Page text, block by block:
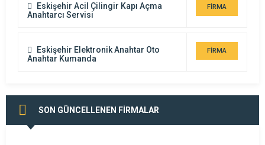
Eskişehir Acil Çilingir Kapı Açma
Anahtarcı Servisi
FİRMA
Eskişehir Elektronik Anahtar Oto
Anahtar Kumanda
FİRMA
SON GÜNCELLENEN FİRMALAR